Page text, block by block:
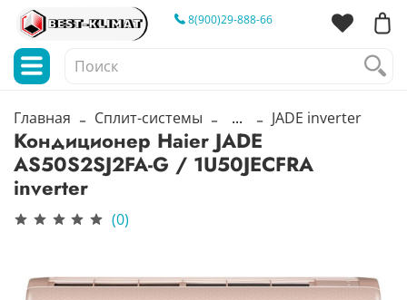
8(900)29-888-66
Главная Сплит-системы ... JADE inverter
Кондиционер Haier JADE
AS50S2SJ2FA-G / 1U50JECFRA
inverter
(0)